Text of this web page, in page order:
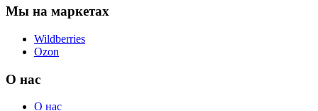
Мы на маркетах
Wildberries
Ozon
О нас
О нас